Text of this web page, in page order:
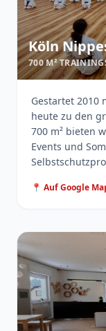
Köln
700 M²
Gestartet 2010
heute zu den
700 m² bieten
Events und
📍 Auf Google